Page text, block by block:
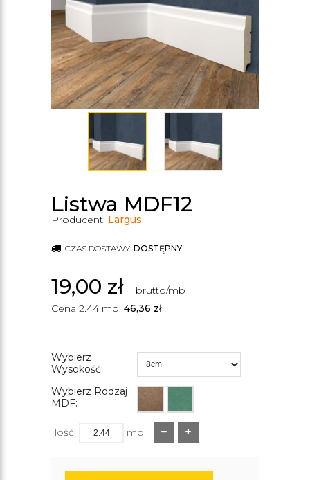
Listwa MDF12
Producent: Largus
CZAS DOSTAWY: DOSTĘPNY
19,00 zł
brutto/mb
Cena 2.44 mb: 46,36 zł
Wybierz
Wysokość:
Wybierz Rodzaj
MDF:
Ilość: mb